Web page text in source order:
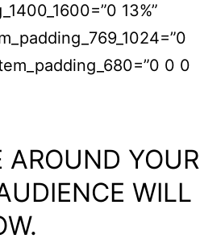
13%”
0 0
YOUR
WILL